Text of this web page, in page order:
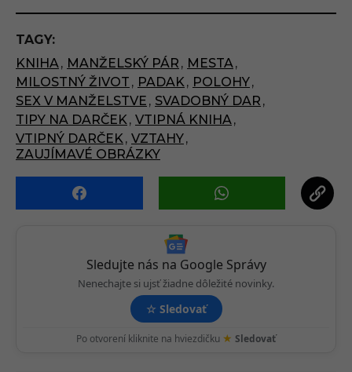
t
P
a
g
i
n
a
t
i
n
TAGY:
KNIHA , MANŽELSKÝ PÁR , MESTA ,
MILOSTNÝ ŽIVOT , PADAK , POLOHY,
SEX V MANŽELSTVE , SVADOBNÝ DAR ,
TIPY NA DARČEK , VTIPNÁ KNIHA ,
VTIPNÝ DARČEK , VZTAHY,
ZAUJÍMAVÉ OBRÁZKY
Sledujte nás na Google Správy
Nenechajte si ujsť žiadne dôležité novinky.
☆ Sledovať
Po otvorení kliknite na hviezdičku ★ Sledovať